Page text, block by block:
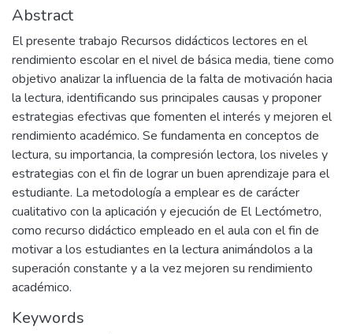
Abstract
El presente trabajo Recursos didácticos lectores en el
rendimiento escolar en el nivel de básica media, tiene como
objetivo analizar la influencia de la falta de motivación hacia
la lectura, identificando sus principales causas y proponer
estrategias efectivas que fomenten el interés y mejoren el
rendimiento académico. Se fundamenta en conceptos de
lectura, su importancia, la compresión lectora, los niveles y
estrategias con el fin de lograr un buen aprendizaje para el
estudiante. La metodología a emplear es de carácter
cualitativo con la aplicación y ejecución de El Lectómetro,
como recurso didáctico empleado en el aula con el fin de
motivar a los estudiantes en la lectura animándolos a la
superación constante y a la vez mejoren su rendimiento
académico.
Keywords